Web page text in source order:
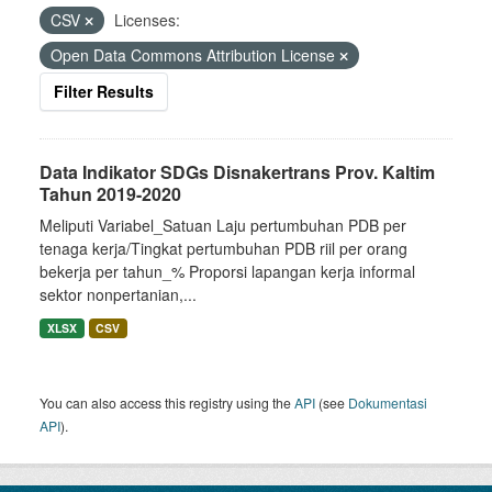
CSV
Licenses:
Open Data Commons Attribution License
Filter Results
Data Indikator SDGs Disnakertrans Prov. Kaltim
Tahun 2019-2020
Meliputi Variabel_Satuan Laju pertumbuhan PDB per
tenaga kerja/Tingkat pertumbuhan PDB riil per orang
bekerja per tahun_% Proporsi lapangan kerja informal
sektor nonpertanian,...
XLSX CSV
You can also access this registry using theAPI (see Dokumentasi
API).